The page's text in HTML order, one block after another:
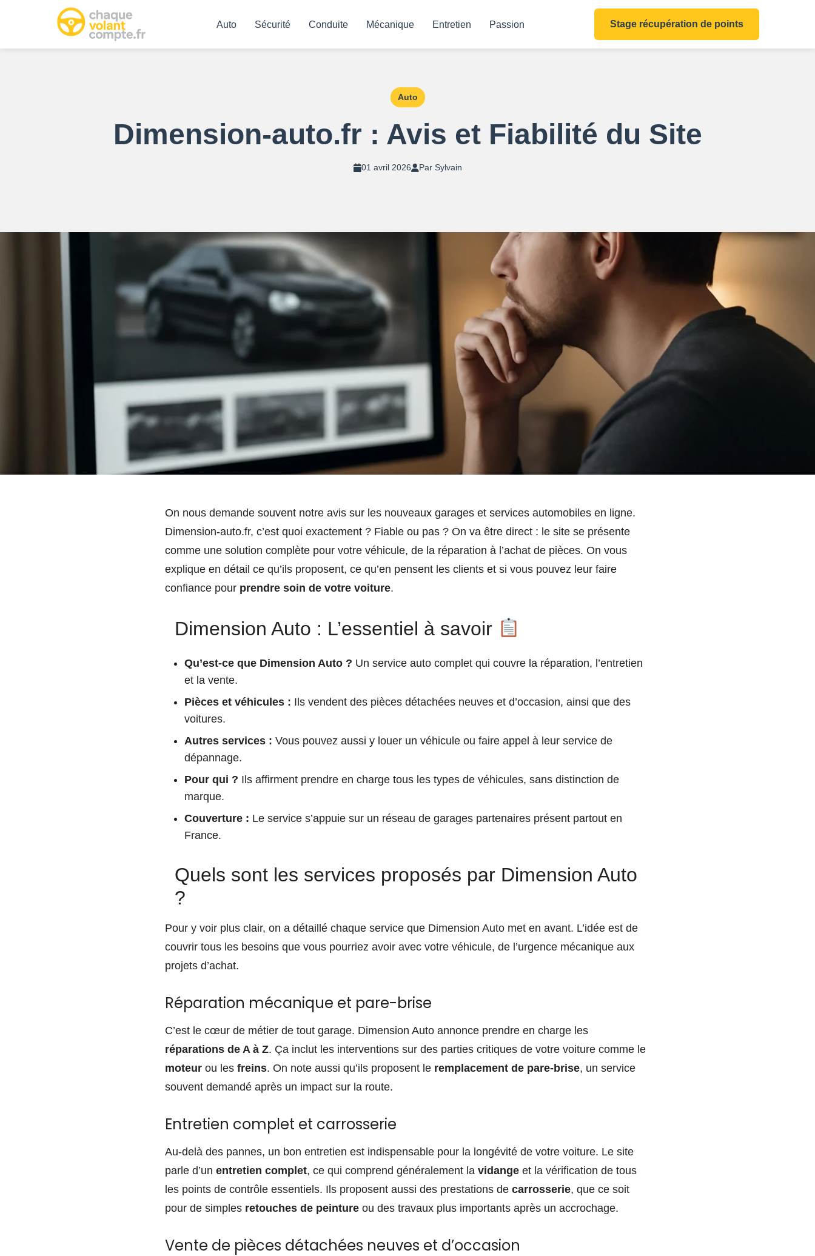
Auto Sécurité Conduite Mécanique Entretien Passion Stage récupération de points
Auto
Dimension-auto.fr : Avis et Fiabilité du Site
01 avril 2026 Par Sylvain
On nous demande souvent notre avis sur les nouveaux garages et services automobiles en ligne.
Dimension-auto.fr, c’est quoi exactement ? Fiable ou pas ? On va être direct : le site se présente
comme une solution complète pour votre véhicule, de la réparation à l’achat de pièces. On vous
explique en détail ce qu’ils proposent, ce qu’en pensent les clients et si vous pouvez leur faire
confiance pour prendre soin de votre voiture.
Dimension Auto : L’essentiel à savoir
Qu’est-ce que Dimension Auto ? Un service auto complet qui couvre la réparation, l’entretien
et la vente.
Pièces et véhicules : Ils vendent des pièces détachées neuves et d’occasion, ainsi que des
voitures.
Autres services : Vous pouvez aussi y louer un véhicule ou faire appel à leur service de
dépannage.
Pour qui ? Ils affirment prendre en charge tous les types de véhicules, sans distinction de
marque.
Couverture : Le service s’appuie sur un réseau de garages partenaires présent partout en
France.
Quels sont les services proposés par Dimension Auto
?
Pour y voir plus clair, on a détaillé chaque service que Dimension Auto met en avant. L’idée est de
couvrir tous les besoins que vous pourriez avoir avec votre véhicule, de l’urgence mécanique aux
projets d’achat.
Réparation mécanique et pare-brise
C’est le cœur de métier de tout garage. Dimension Auto annonce prendre en charge les
réparations de A à Z. Ça inclut les interventions sur des parties critiques de votre voiture comme le
moteur ou les freins. On note aussi qu’ils proposent le remplacement de pare-brise, un service
souvent demandé après un impact sur la route.
Entretien complet et carrosserie
Au-delà des pannes, un bon entretien est indispensable pour la longévité de votre voiture. Le site
parle d’un entretien complet, ce qui comprend généralement la vidange et la vérification de tous
les points de contrôle essentiels. Ils proposent aussi des prestations de carrosserie, que ce soit
pour de simples retouches de peinture ou des travaux plus importants après un accrochage.
Vente de pièces détachées neuves et d’occasion